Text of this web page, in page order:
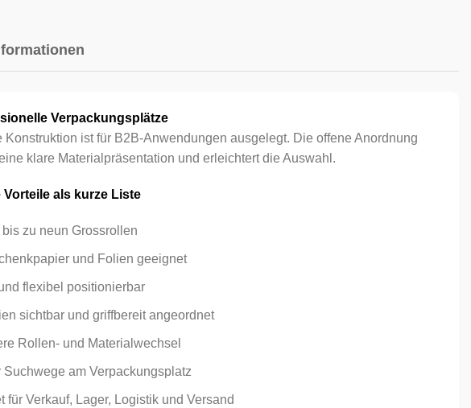
Verpackungsplätze
Konstruktion ist für B2B-Anwendungen ausgelegt. Die offene Anordnung
klare Materialpräsentation und erleichtert die Auswahl.
als kurze Liste
bis zu neun Grossrollen
und Folien geeignet
flexibel positionierbar
sichtbar und griffbereit angeordnet
Rollen- und Materialwechsel
Suchwege am Verpackungsplatz
für Verkauf, Lager, Logistik und Versand